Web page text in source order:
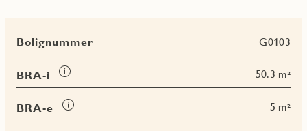
Bolignummer G0103
BRA-i
Les
mer
om
BRA-
i
50.3 m²
BRA-e
Les
5 m²